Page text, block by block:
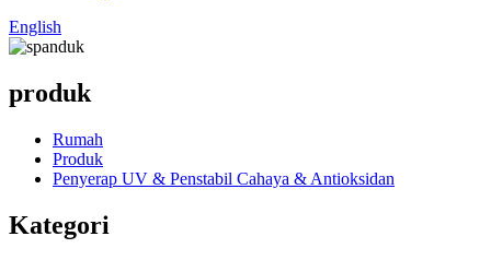
English
produk
Rumah
Produk
Penyerap UV & Penstabil Cahaya & Antioksidan
Kategori